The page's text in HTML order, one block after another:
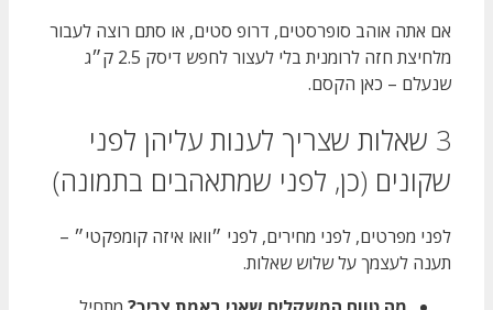
אם אתה אוהב סופרסטים, דרופ סטים, או סתם רוצה לעבור
מלחיצת חזה לרומנית בלי לעצור לחפש דיסק 2.5 ק״ג
שנעלם – כאן הקסם.
3 שאלות שצריך לענות עליהן לפני
שקונים (כן, לפני שמתאהבים בתמונה)
לפני מפרטים, לפני מחירים, לפני ״וואו איזה קומפקטי״ –
תענה לעצמך על שלוש שאלות.